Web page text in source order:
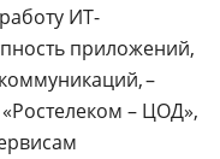
ИТ-
приложений,
–
– ЦОД»,